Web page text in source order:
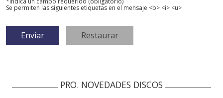
Se permiten las siguientes etiquetas en el mensaje <b> <i> <u>
PRO. NOVEDADES DISCOS